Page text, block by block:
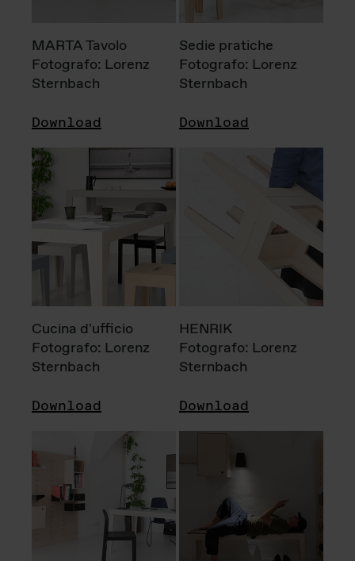
MARTA Tavolo
Fotografo: Lorenz
Sternbach
Download
Sedie pratiche
Fotografo: Lorenz
Sternbach
Download
Cucina d'ufficio
Fotografo: Lorenz
Sternbach
Download
HENRIK
Fotografo: Lorenz
Sternbach
Download